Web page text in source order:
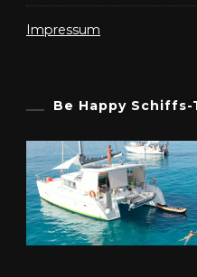
Impressum
Be Happy